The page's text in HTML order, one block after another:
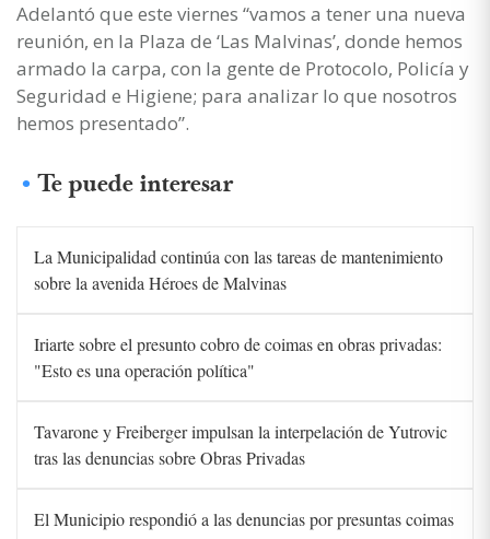
Adelantó que este viernes “vamos a tener una nueva
reunión, en la Plaza de ‘Las Malvinas’, donde hemos
armado la carpa, con la gente de Protocolo, Policía y
Seguridad e Higiene; para analizar lo que nosotros
hemos presentado”.
Te puede interesar
La Municipalidad continúa con las tareas de mantenimiento
sobre la avenida Héroes de Malvinas
Iriarte sobre el presunto cobro de coimas en obras privadas:
"Esto es una operación política"
Tavarone y Freiberger impulsan la interpelación de Yutrovic
tras las denuncias sobre Obras Privadas
El Municipio respondió a las denuncias por presuntas coimas